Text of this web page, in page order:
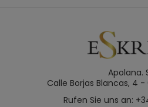
Apolana.
Calle Borjas Blancas, 4
Rufen Sie uns an: